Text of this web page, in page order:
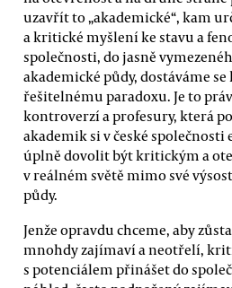
uzavřít to „akademické“, kam
a kritické myšlení ke stavu a
společnosti, do jasně
akademické půdy, dostáváme
řešitelnému paradoxu. Je to
kontroverzí a profesury, která
akademik si v české
úplně dovolit být kritickým a
v reálném světě mimo své
půdy.
Jenže opravdu chceme, aby
mnohdy zajímaví a neotřelí,
s potenciálem přinášet do